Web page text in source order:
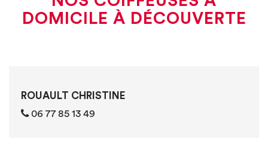
DOMICILE À DÉCOUVERTE
ROUAULT CHRISTINE
06 77 85 13 49